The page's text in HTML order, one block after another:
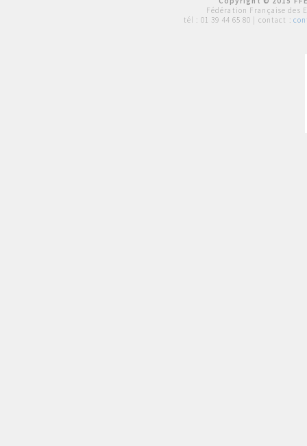
Fédération Française des
tél : 01 39 44 65 80 | contact :